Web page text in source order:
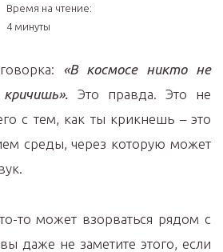
Время на чтение:
4 минуты
«В космосе никто не
Это правда. Это не
с тем, как ты крикнешь – это
среды, через которую может
то может взорваться рядом с
даже не заметите этого, если